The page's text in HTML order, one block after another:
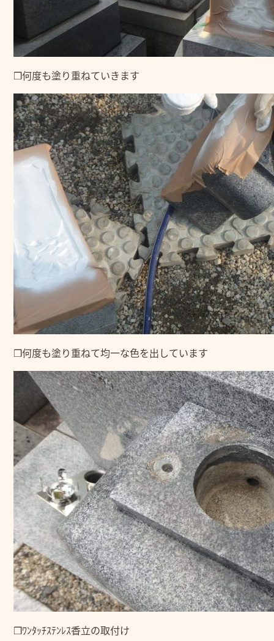
❒何度も塗り重ねていきます
❒何度も塗り重ねて均一な色を出しています
❒ﾜﾝﾀｯﾁｽﾃﾝﾚｽ香立の取付け